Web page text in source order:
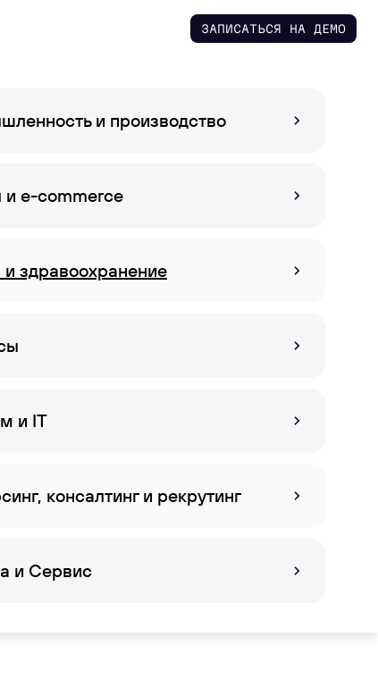
и производство
и e-commerce
здравоохранение
и IT
консалтинг и рекрутинг
и Сервис
ЗАПИСАТЬСЯ НА ДЕМО